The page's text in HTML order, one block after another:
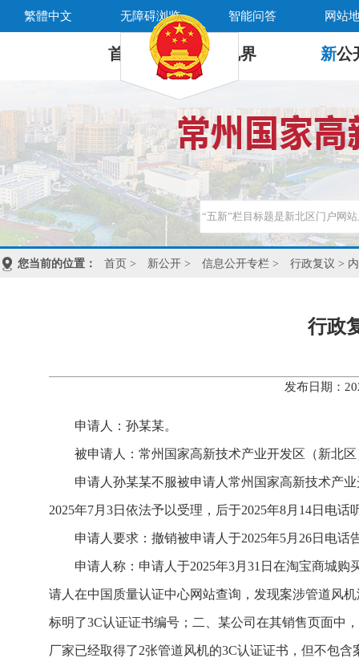
繁體中文 无障碍浏览 智能问答 网站
首 页 新 视界 新公
您当前的位置： 首页 > 新公开 > 信息公开专栏 > 行政复议 >
行政
发布日期：
申请人：孙某某。
被申请人：常州国家高新技术产业开发区（新北
申请人孙某某不服被申请人常州国家高新技术产
2025年7月3日依法予以受理，后于2025年8月14日电
申请人要求：撤销被申请人于2025年5月26日电话
申请人称：申请人于2025年3月31日在淘宝商城
请人在中国质量认证中心网站查询，发现案涉管道风
标明了3C认证证书编号；二、某公司在其销售页面中
厂家已经取得了2张管道风机的3C认证证书，但不包